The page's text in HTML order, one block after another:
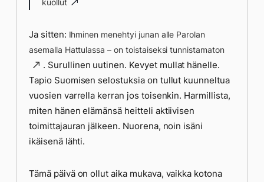
kuollut
Ja sitten: Ihminen menehtyi junan alle Parolan
asemalla Hattulassa – on toistaiseksi tunnistamaton
. Surullinen uutinen. Kevyet mullat hänelle.
Tapio Suomisen selostuksia on tullut kuunneltua
vuosien varrella kerran jos toisenkin. Harmillista,
miten hänen elämänsä heitteli aktiivisen
toimittajauran jälkeen. Nuorena, noin isäni
ikäisenä lähti.
Tämä päivä on ollut aika mukava, vaikka kotona